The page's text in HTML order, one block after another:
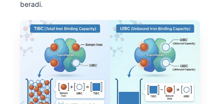
beradi.